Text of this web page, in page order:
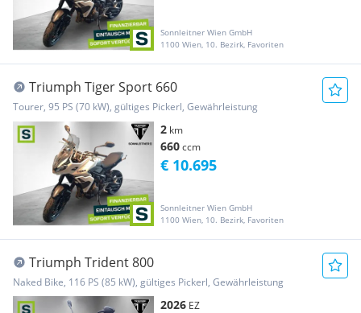
Sonnleitner Wien GmbH
1100 Wien, 10. Bezirk, Favoriten
Triumph Tiger Sport 660
Tourer, 95 PS (70 kW), gültiges Pickerl, Gewährleistung
2 km
660ccm
Sonnleitner Wien GmbH
1100 Wien, 10. Bezirk, Favoriten
€ 10.695
Triumph Trident 800
Naked Bike, 116 PS (85 kW), gültiges Pickerl, Gewährleistung
2026 EZ